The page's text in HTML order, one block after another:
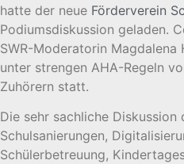
hatte der neue Förderverein
Podiumsdiskussion geladen.
SWR-Moderatorin
unter strengen AHA-Regeln
Zuhörern statt.
Die sehr sachliche
Schulsanierungen,
Schülerbetreuung,